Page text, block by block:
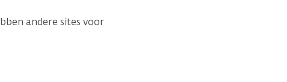
andere sites voor